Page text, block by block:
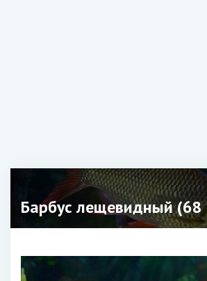
Барбус лещевидный